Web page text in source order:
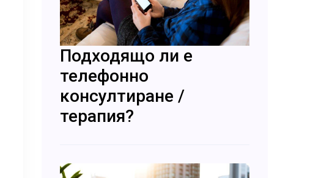
Подходящо ли е
телефонно
консултиране /
терапия?